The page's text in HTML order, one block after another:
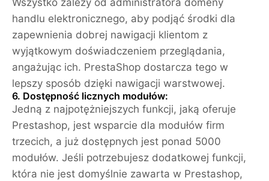
Wszystko zależy od administratora domeny
handlu elektronicznego, aby podjąć środki dla
zapewnienia dobrej nawigacji klientom z
wyjątkowym doświadczeniem przeglądania,
angażując ich. PrestaShop dostarcza tego w
lepszy sposób dzięki nawigacji warstwowej.
6. Dostępność licznych modułów:
Jedną z najpotężniejszych funkcji, jaką oferuje
Prestashop, jest wsparcie dla modułów firm
trzecich, a już dostępnych jest ponad 5000
modułów. Jeśli potrzebujesz dodatkowej funkcji,
która nie jest domyślnie zawarta w Prestashop,